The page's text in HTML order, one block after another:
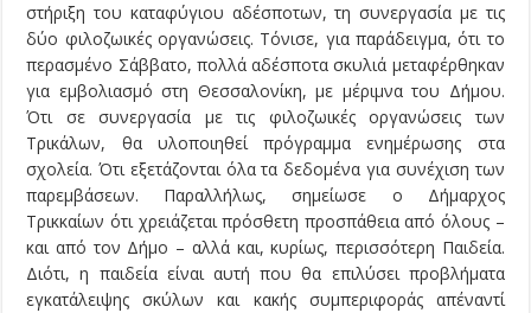
στήριξη του καταφύγιου αδέσποτων, τη συνεργασία με τις
δύο φιλοζωικές οργανώσεις. Τόνισε, για παράδειγμα, ότι το
περασμένο Σάββατο, πολλά αδέσποτα σκυλιά μεταφέρθηκαν
για εμβολιασμό στη Θεσσαλονίκη, με μέριμνα του Δήμου.
Ότι σε συνεργασία με τις φιλοζωικές οργανώσεις των
Τρικάλων, θα υλοποιηθεί πρόγραμμα ενημέρωσης στα
σχολεία. Ότι εξετάζονται όλα τα δεδομένα για συνέχιση των
παρεμβάσεων. Παραλλήλως, σημείωσε ο Δήμαρχος
Τρικκαίων ότι χρειάζεται πρόσθετη προσπάθεια από όλους –
και από τον Δήμο – αλλά και, κυρίως, περισσότερη Παιδεία.
Διότι, η παιδεία είναι αυτή που θα επιλύσει προβλήματα
εγκατάλειψης σκύλων και κακής συμπεριφοράς απέναντί